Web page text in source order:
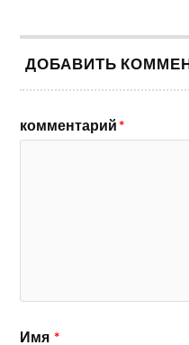
ДОБАВИТЬ
комментарий*
Имя *